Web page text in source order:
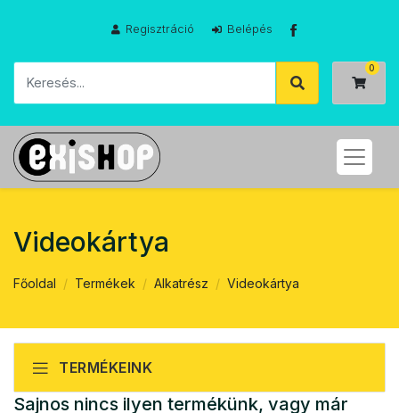
Regisztráció Belépés
Videokártya
Főoldal Termékek Alkatrész Videokártya
TERMÉKEINK
Sajnos nincs ilyen termékünk, vagy már